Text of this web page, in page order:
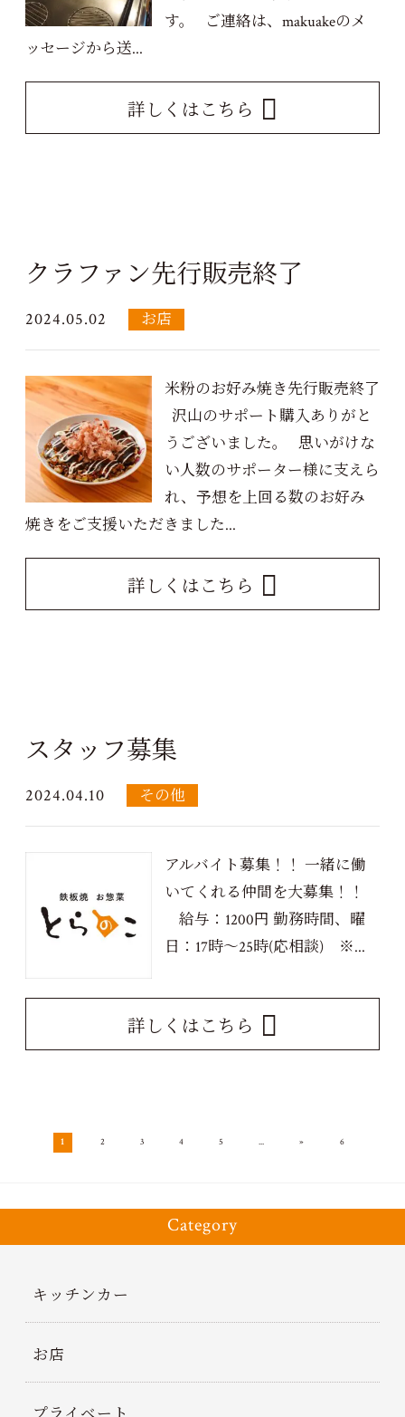
す。 ご連絡は、makuakeのメ
ッセージから送...
詳しくはこちら
クラファン先行販売終了
2024.05.02 お店
米粉のお好み焼き先行販売終了
沢山のサポート購入ありがと
うございました。 思いがけな
い人数のサポーター様に支えら
れ、予想を上回る数のお好み
焼きをご支援いただきました...
詳しくはこちら
スタッフ募集
2024.04.10 その他
アルバイト募集！！ 一緒に働
いてくれる仲間を大募集！！
給与：1200円 勤務時間、曜
日：17時～25時(応相談) ※...
詳しくはこちら
1 2 3 4 5 ... » 6
Category
キッチンカー
お店